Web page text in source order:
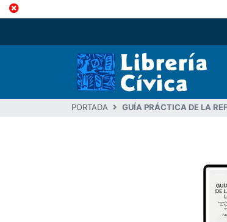
PORTADA GUÍA PRÁCTICA DE LA